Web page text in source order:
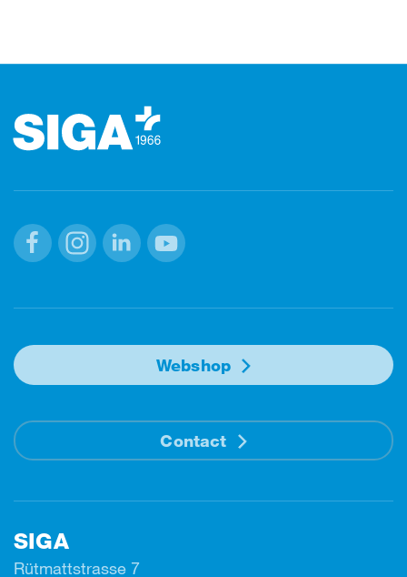
Webshop
Contact
SIGA
Rütmattstrasse 7